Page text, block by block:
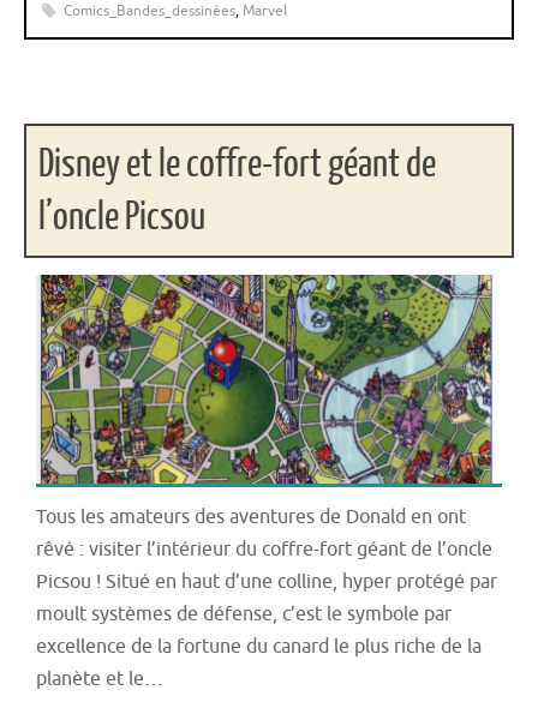
Comics_Bandes_dessinées, Marvel
Disney et le coffre-fort géant de
l’oncle Picsou
Tous les amateurs des aventures de Donald en ont
rêvé : visiter l’intérieur du coffre-fort géant de l’oncle
Picsou ! Situé en haut d’une colline, hyper protégé par
moult systèmes de défense, c’est le symbole par
excellence de la fortune du canard le plus riche de la
planète et le…